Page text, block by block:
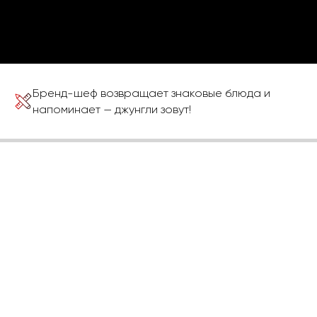
Бренд-шеф возвращает знаковые блюда и
напоминает — джунгли зовут!